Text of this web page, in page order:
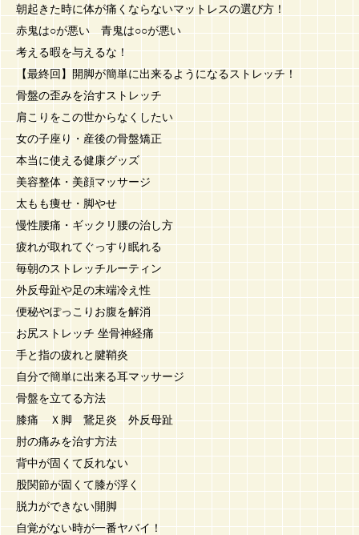
朝起きた時に体が痛くならないマットレスの選び方！
赤鬼は○が悪い 青鬼は○○が悪い
考える暇を与えるな！
【最終回】開脚が簡単に出来るようになるストレッチ！
骨盤の歪みを治すストレッチ
肩こりをこの世からなくしたい
女の子座り・産後の骨盤矯正
本当に使える健康グッズ
美容整体・美顔マッサージ
太もも痩せ・脚やせ
慢性腰痛・ギックリ腰の治し方
疲れが取れてぐっすり眠れる
毎朝のストレッチルーティン
外反母趾や足の末端冷え性
便秘やぽっこりお腹を解消
お尻ストレッチ 坐骨神経痛
手と指の疲れと腱鞘炎
自分で簡単に出来る耳マッサージ
骨盤を立てる方法
膝痛 Ｘ脚 鵞足炎 外反母趾
肘の痛みを治す方法
背中が固くて反れない
股関節が固くて膝が浮く
脱力ができない開脚
自覚がない時が一番ヤバイ！